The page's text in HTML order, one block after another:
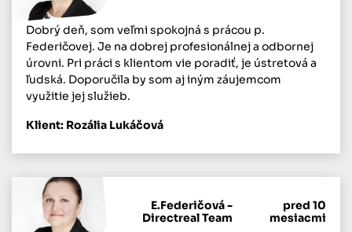
Dobrý deň, som veľmi spokojná s prácou p.
Federičovej. Je na dobrej profesionálnej a odbornej
úrovni. Pri práci s klientom vie poradiť, je ústretová a
ľudská. Doporučila by som aj iným záujemcom
využitie jej služieb.
Klient: Rozália Lukáčová
E.Federičová -
Directreal Team
pred 10
mesiacmi